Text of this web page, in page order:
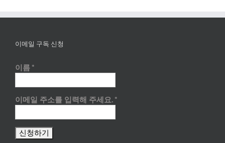
이메일 구독 신청
이름 *
이메일 주소를 입력해 주세요. *